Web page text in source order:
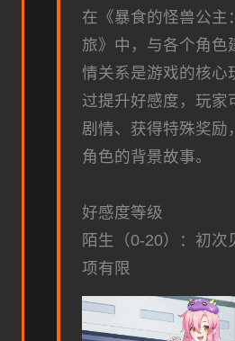
在《暴食的怪兽公主
旅》中，与各个角色
情关系是游戏的核心
过提升好感度，玩家
剧情、获得特殊奖励
角色的背景故事。
好感度等级
陌生（0-20）：初次
项有限